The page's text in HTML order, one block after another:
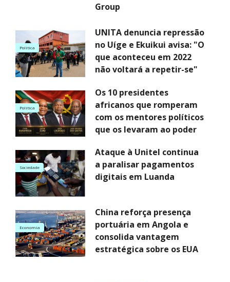
Group
Politica
UNITA denuncia repressão
no Uíge e Ekuikui avisa: "O
que aconteceu em 2022
não voltará a repetir-se"
Politica
Os 10 presidentes
africanos que romperam
com os mentores políticos
que os levaram ao poder
Sociedade
Ataque à Unitel continua
a paralisar pagamentos
digitais em Luanda
Economia
China reforça presença
portuária em Angola e
consolida vantagem
estratégica sobre os EUA